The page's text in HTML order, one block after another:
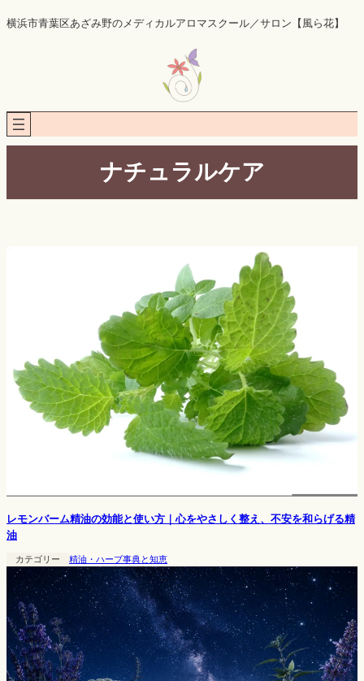
容
プ
横浜市青葉区あざみ野のメディカルアロマスクール／サロン【風ら花】
ナチュラルケア
レモンバーム精油の効能と使い方｜心をやさしく整え、不安を和らげる精
油
カテゴリー 精油・ハーブ事典と知恵